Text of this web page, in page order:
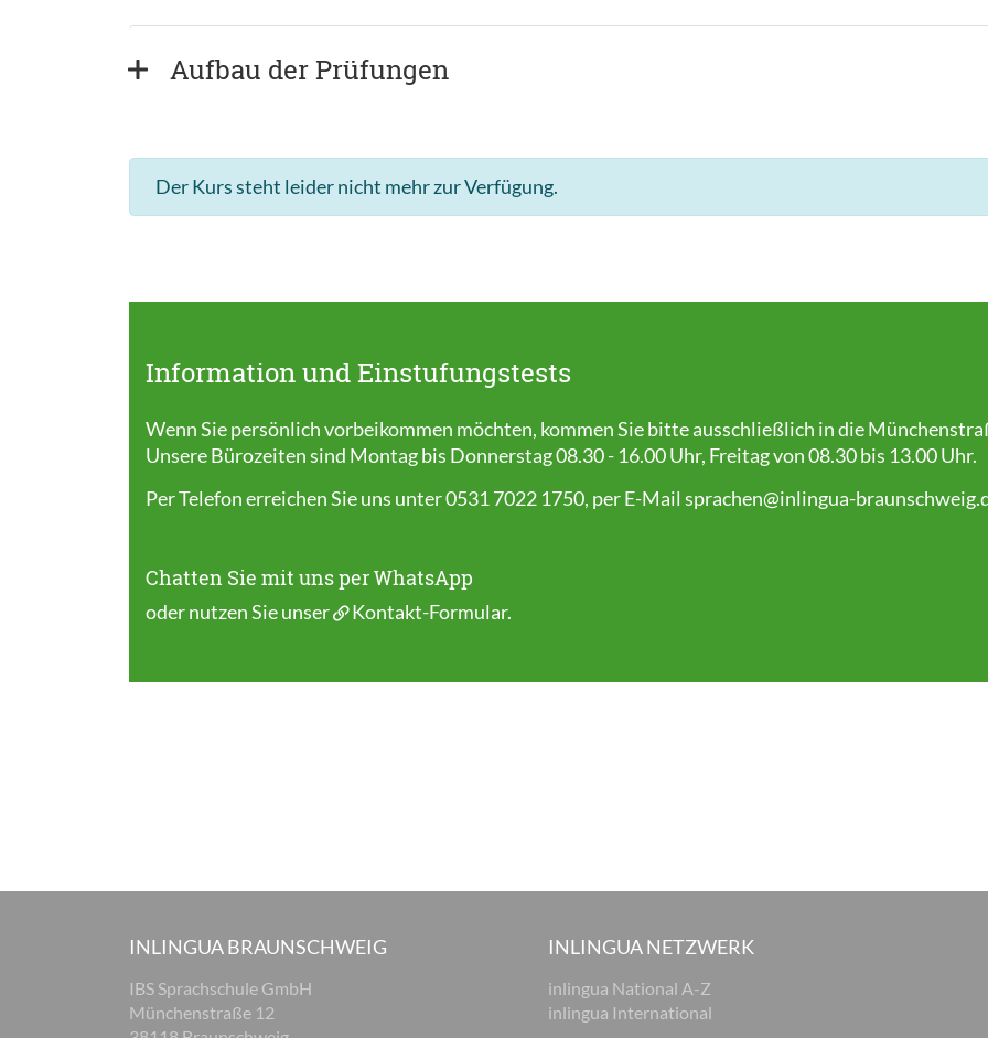
Aufbau der Prüfungen
Der Kurs steht leider nicht mehr zur Verfügung.
Information und Einstufungstests
Wenn Sie persönlich vorbeikommen möchten, kommen Sie bitte ausschließlich in die
Unsere Bürozeiten sind Montag bis Donnerstag 08.30 - 16.00 Uhr, Freitag von 08.30 bis 13.00 Uhr.
Per Telefon erreichen Sie uns unter 0531 7022 1750, per E-Mail sprachen@inlingua-
Chatten Sie mit uns per WhatsApp
oder nutzen Sie unser Kontakt-Formular.
INLINGUA BRAUNSCHWEIG
IBS Sprachschule GmbH
Münchenstraße 12
INLINGUA NETZWERK
inlingua National A-Z
inlingua International